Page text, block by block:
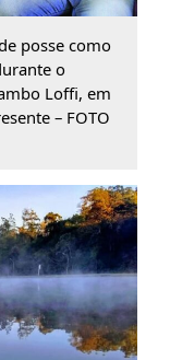
posse como
o
Loffi, em
– FOTO